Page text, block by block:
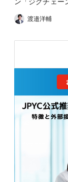
渡邉洋輔